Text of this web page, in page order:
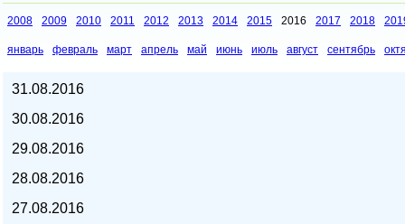
Курсы валют в Казахстане,
2008 2009 2010 2011 2012 2013 2014 2015 2016 2017 2018
январь февраль март апрель май июнь июль август сентябрь
31.08.2016
30.08.2016
29.08.2016
28.08.2016
27.08.2016